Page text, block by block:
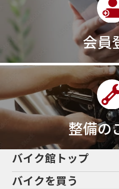
3気筒クロスプレーン
3輪スポーツバイク
400ccアメリカン400
400ｃｃスポーツ400
43馬力464848ps4D9
4ミニ4月4気筒5/31
50cc新車50cc限定
50thAnniversary
50周年記念モデル
5インチカラーTFT液
60Thモデル 60th
61馬力636cc
会員
整備の
バイク館トップ
バイクを買う